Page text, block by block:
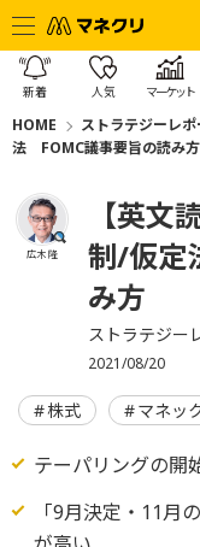
新着 人気 マーケット
HOME ストラテジーレポ
法 FOMC議事要旨の読み方
広木 隆
【英文
制/仮定
み方
ストラテジー
2021/08/20
株式 マネッ
テーパリングの開
「9月決定・11月